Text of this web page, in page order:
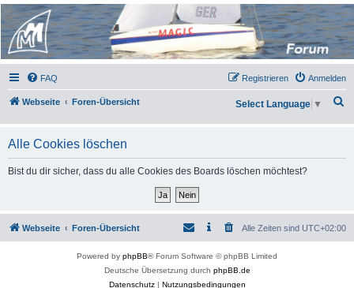
Micro Magic Forum
Deutschland
FAQ Anmelden
Registrieren
Webseite Foren-Übersicht
h
Select Language ▼
Alle Cookies löschen
Bist du dir sicher, dass du alle Cookies des Boards löschen möchtest?
Webseite Foren-Übersicht Alle Zeiten sind UTC+02:00
Powered by phpBB® Forum Software © phpBB Limited
Deutsche Übersetzung durch phpBB.de
Datenschutz| Nutzungsbedingungen